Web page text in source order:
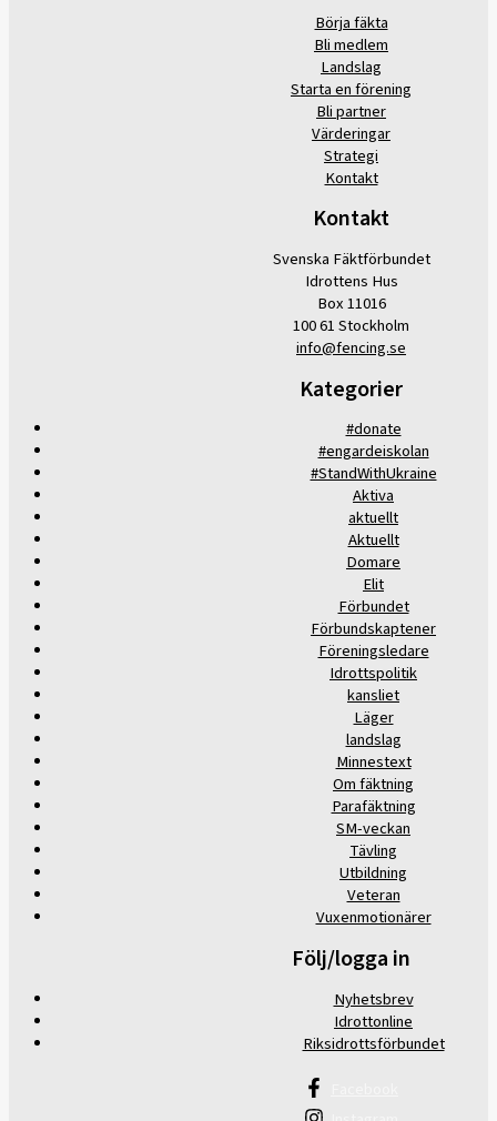
Börja fäkta
Bli medlem
Landslag
Starta en förening
Bli partner
Värderingar
Strategi
Kontakt
Kontakt
Svenska Fäktförbundet
Idrottens Hus
Box 11016
100 61 Stockholm
info@fencing.se
Kategorier
#donate
#engardeiskolan
#StandWithUkraine
Aktiva
aktuellt
Aktuellt
Domare
Elit
Förbundet
Förbundskaptener
Föreningsledare
Idrottspolitik
kansliet
Läger
landslag
Minnestext
Om fäktning
Parafäktning
SM-veckan
Tävling
Utbildning
Veteran
Vuxenmotionärer
Följ/logga in
Nyhetsbrev
Idrottonline
Riksidrottsförbundet